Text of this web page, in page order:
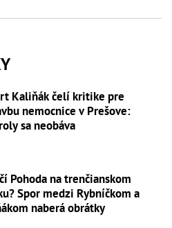
Kaliňák čelí kritike pre
nemocnice v Prešove:
sa neobáva
Pohoda na trenčianskom
Spor medzi Rybníčkom a
naberá obrátky